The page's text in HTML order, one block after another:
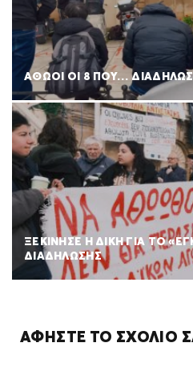
ΑΘΩΟΙ ΟΙ 8 ΠΟΥ…
ΞΕΚΙΝΗΣΕ Η ΔΙΚΗ ΓΙΑ ΤΟ
ΔΙΑΔΗΛΩΣΗΣ
ΑΦΉΣΤΕ ΤΟ ΣΧΌΛΙΌ